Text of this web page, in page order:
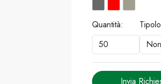
Quantità:
Invia